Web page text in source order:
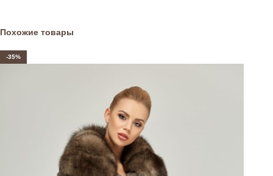
Похожие товары
-35%